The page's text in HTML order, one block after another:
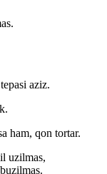
aziz.
ham, qon tortar.
uzilmas,